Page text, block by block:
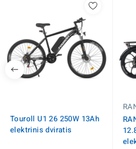
Touroll U1 26 250W 13Ah
elektrinis dviratis